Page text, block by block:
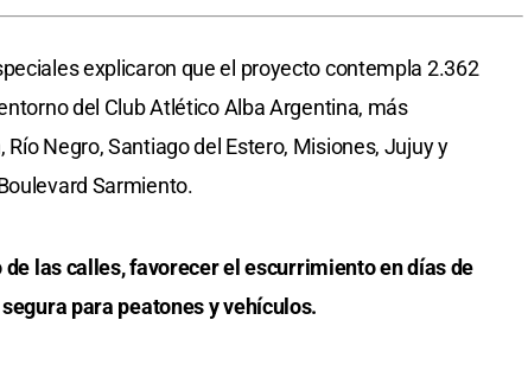
explicaron que el proyecto contempla 2.362
del Club Atlético Alba Argentina, más
Negro, Santiago del Estero, Misiones, Jujuy y
Sarmiento.
las calles, favorecer el escurrimiento en días de
para peatones y vehículos.